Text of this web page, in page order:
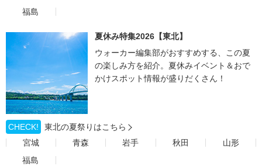
福島
夏休み特集2026【東北】
ウォーカー編集部がおすすめする、この夏
の楽しみ方を紹介。夏休みイベント＆おで
かけスポット情報が盛りだくさん！
CHECK!
東北の夏祭りはこちら
宮城
青森 岩手 秋田
山形
福島